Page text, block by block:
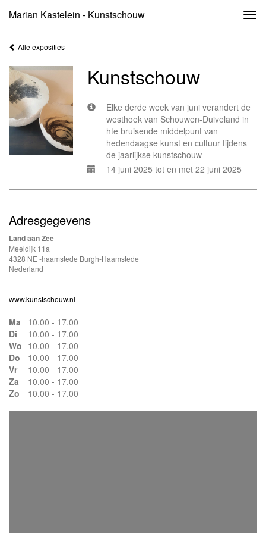
Marian Kastelein - Kunstschouw
Alle exposities
Kunstschouw
Elke derde week van juni verandert de
westhoek van Schouwen-Duiveland in
hte bruisende middelpunt van
hedendaagse kunst en cultuur tijdens
de jaarlijkse kunstschouw
14 juni 2025 tot en met 22 juni 2025
Adresgegevens
Land aan Zee
Meeldijk 11a
4328 NE -haamstede Burgh-Haamstede
Nederland
www.kunstschouw.nl
Ma
10.00 - 17.00
Di
10.00 - 17.00
Wo 10.00 - 17.00
Do
10.00 - 17.00
Vr
10.00 - 17.00
Za
10.00 - 17.00
Zo
10.00 - 17.00